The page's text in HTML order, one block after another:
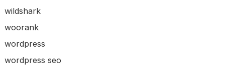
wildshark
woorank
wordpress
wordpress seo